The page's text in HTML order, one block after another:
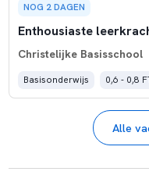
NOG 2 DAGEN
Enthousiaste
Christelijke Basisschool
Basisonderwijs 0,6 - 0,8
Alle